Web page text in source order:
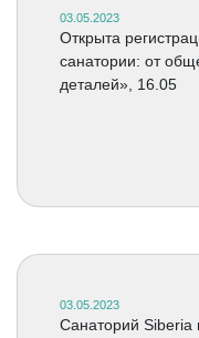
03.05.2023
Открыта
санатории: от
деталей», 16.05
03.05.2023
Cанаторий